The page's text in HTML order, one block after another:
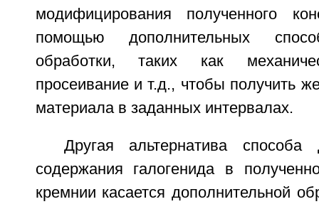
модифицирования полученного
помощью дополнительных
обработки, таких как
просеивание и т.д., чтобы получить
материала в заданных интервалах.
Другая альтернатива способа
содержания галогенида в
кремнии касается дополнительной